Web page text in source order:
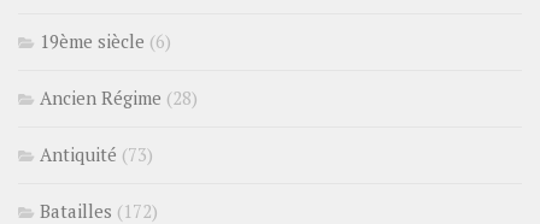
19ème siècle (6)
Ancien Régime (28)
Antiquité (73)
Batailles (172)